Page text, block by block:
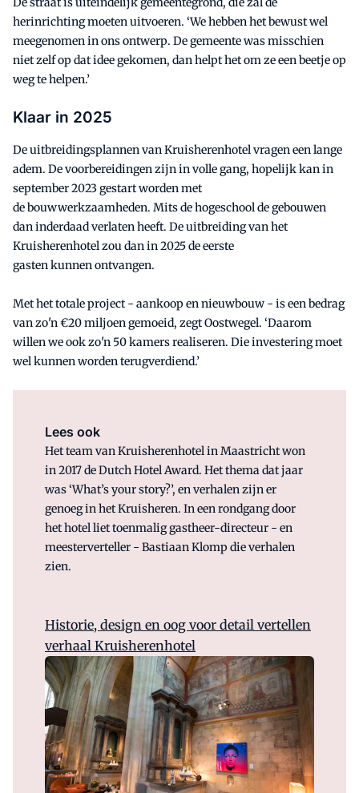
herinrichting moeten uitvoeren. ‘We hebben het bewust wel
meegenomen in ons ontwerp. De gemeente was misschien
niet zelf op dat idee gekomen, dan helpt het om ze een beetje op
weg te helpen.’
Klaar in 2025
De uitbreidingsplannen van Kruisherenhotel vragen een lange
adem. De voorbereidingen zijn in volle gang, hopelijk kan in
september 2023 gestart worden met
de bouwwerkzaamheden. Mits de hogeschool de gebouwen
dan inderdaad verlaten heeft. De uitbreiding van het
Kruisherenhotel zou dan in 2025 de eerste
gasten kunnen ontvangen.
Met het totale project - aankoop en nieuwbouw - is een bedrag
van zo'n €20 miljoen gemoeid, zegt Oostwegel. ‘Daarom
willen we ook zo'n 50 kamers realiseren. Die investering moet
wel kunnen worden terugverdiend.’
Lees ook
Het team van Kruisherenhotel in Maastricht won
in 2017 de Dutch Hotel Award. Het thema dat jaar
was ‘What’s your story?’, en verhalen zijn er
genoeg in het Kruisheren. In een rondgang door
het hotel liet toenmalig gastheer-directeur - en
meesterverteller - Bastiaan Klomp die verhalen
zien.
Historie, design en oog voor detail vertellen
verhaal Kruisherenhotel